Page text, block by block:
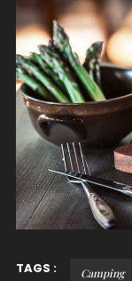
TAGS : Camping